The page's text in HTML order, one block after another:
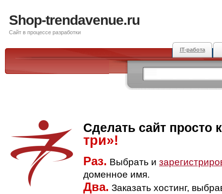
Shop-trendavenue.ru
Сайт в процессе разработки
IT-работа
Сделать сайт просто
три»!
Раз. Выбрать и
доменное имя.
Два. Заказать хостинг,